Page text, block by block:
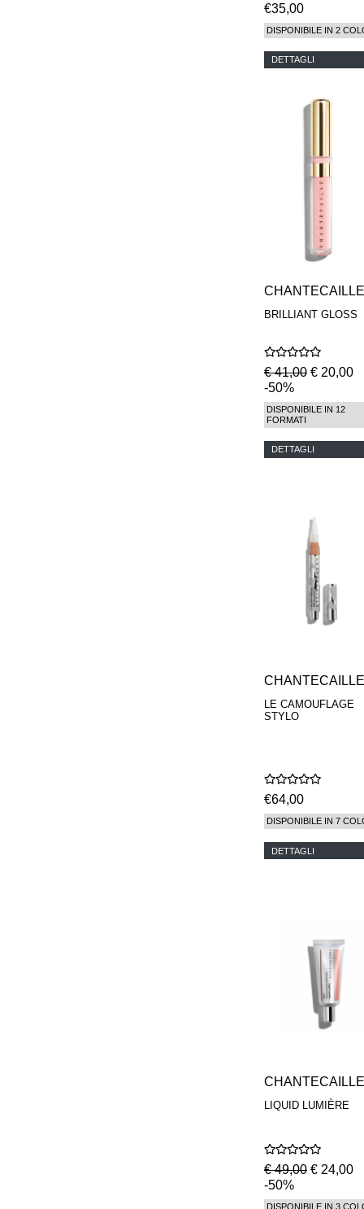
€35,00
DISPONIBILE IN 2
DETTAGLI
CHANTECAILLE
BRILLIANT GLOSS
€ 41,00 € 20,00
-50%
DISPONIBILE IN 12
FORMATI
DETTAGLI
CHANTECAILLE
LE CAMOUFLAGE
STYLO
€64,00
DISPONIBILE IN 7
DETTAGLI
CHANTECAILLE
LIQUID LUMIÈRE
€ 49,00 € 24,00
-50%
DISPONIBILE IN 3